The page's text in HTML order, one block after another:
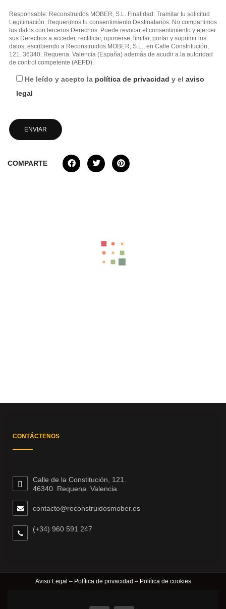
Responsable: Reconstruidos MOBER, S.L. Finalidad: Tramitar tu solicitud
Legitimación: Requerimos tu consentimiento Destinatarios: No compartimos
tus datos con terceros Derechos: Puede revocar el consentimiento y ejercer
sus Derechos a acceder, rectificar, oponerse, limitar, portar y suprimir los
datos, escribiendo a Reconstruidos MOBER, S.L., en Calle Constritución,
121. 36340. Requena. Valencia (España) además de acudir a la autoridad
de control competente (AEPD).
He leído y acepto la política de privacidad y el aviso
legal
COMPARTE
CONTÁCTENOS
Calle de la Constitución, 121.
46340. Requena. Valencia
contacto@reconstruidosmober.es
(+34) 960 591 247
Aviso Legal –Política de privacidad – Política de cookies